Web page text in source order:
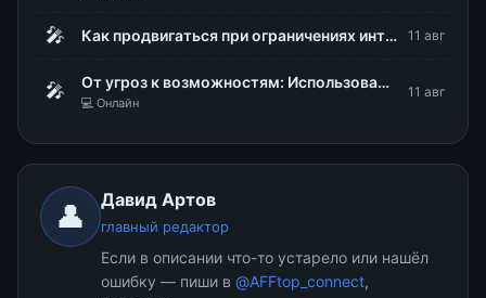
🎤 Как продвигаться при ограничениях интернета: белые списки, Директ и офлайн-конверсии 11 авг
🎤 От угроз к возможностям: Использование DLP для стратегического управления рисками
💻 Онлайн
11 авг
👤 Давид Артов
главный редактор
Если в описании что-то устарело или нашёл
ошибку — пиши в @AFFtop_connect,